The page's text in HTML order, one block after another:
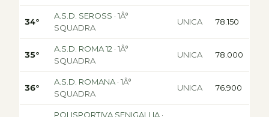
34°
A.S.D. SEROSS · 1Â°
SQUADRA
UNICA 78.150
35°
A.S.D. ROMA 12 · 1Â°
SQUADRA
UNICA 78.000
36°
A.S.D. ROMANA · 1Â°
SQUADRA
UNICA 76.900
POLISPORTIVA SENIGALLIA ·